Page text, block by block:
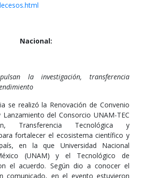
Nacional:
la investigación, transferencia
se realizó la Renovación de Convenio
del Consorcio UNAM-TEC
Transferencia Tecnológica y
fortalecer el ecosistema científico y
en la que Universidad Nacional
(UNAM) y el Tecnológico de
el acuerdo. Según dio a conocer el
comunicado, en el evento estuvieron